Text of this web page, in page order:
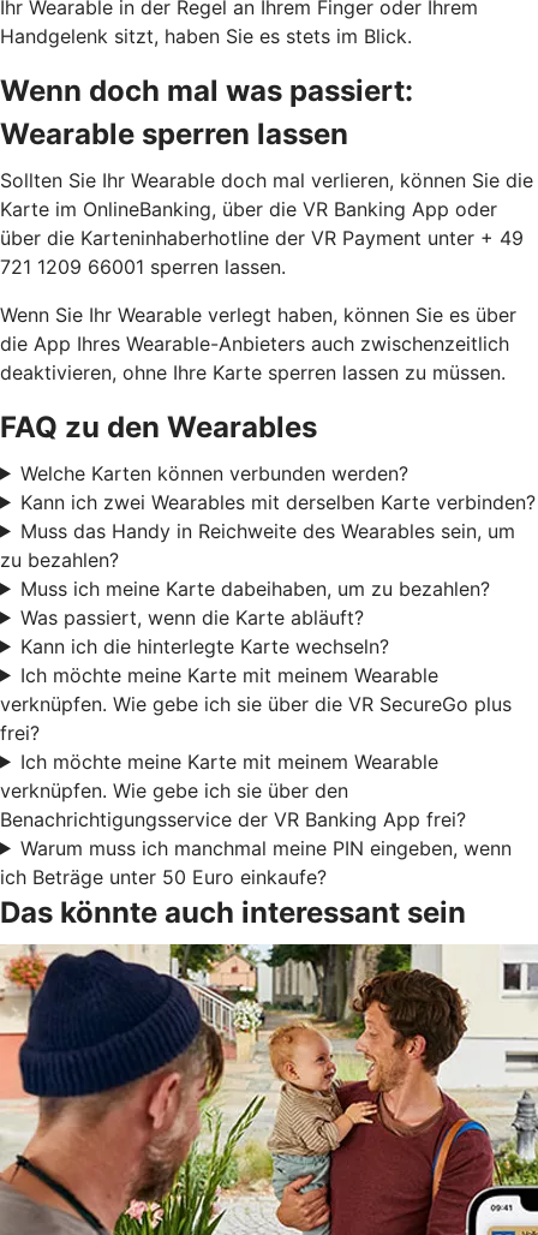
Ihr Wearable in der Regel an Ihrem Finger oder Ihrem
Handgelenk sitzt, haben Sie es stets im Blick.
Wenn doch mal was passiert:
Wearable sperren lassen
Sollten Sie Ihr Wearable doch mal verlieren, können Sie die
Karte im OnlineBanking, über die VR Banking App oder
über die Karteninhaberhotline der VR Payment unter + 49
721 1209 66001 sperren lassen.
Wenn Sie Ihr Wearable verlegt haben, können Sie es über
die App Ihres Wearable-Anbieters auch zwischenzeitlich
deaktivieren, ohne Ihre Karte sperren lassen zu müssen.
FAQ zu den Wearables
Welche Karten können verbunden werden?
Kann ich zwei Wearables mit derselben Karte verbinden?
Muss das Handy in Reichweite des Wearables sein, um
zu bezahlen?
Muss ich meine Karte dabeihaben, um zu bezahlen?
Was passiert, wenn die Karte abläuft?
Kann ich die hinterlegte Karte wechseln?
Ich möchte meine Karte mit meinem Wearable
verknüpfen. Wie gebe ich sie über die VR SecureGo plus
frei?
Ich möchte meine Karte mit meinem Wearable
verknüpfen. Wie gebe ich sie über den
Benachrichtigungsservice der VR Banking App frei?
Warum muss ich manchmal meine PIN eingeben, wenn
ich Beträge unter 50 Euro einkaufe?
Das könnte auch interessant sein